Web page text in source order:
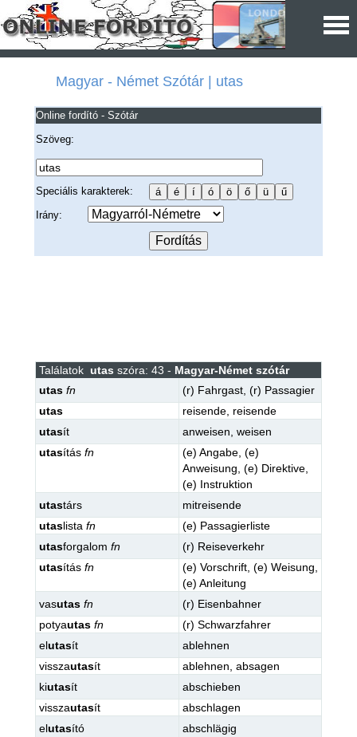
Magyar - Német Szótár | utas
Online fordító - Szótár
Szöveg:
Speciális karakterek:
Irány:
Találatok utas szóra: 43 - Magyar-Német szótár
utas fn (r) Fahrgast, (r) Passagier
utas
reisende, reisende
utasít anweisen weisen
utasítás fn (e) Angabe, (e)
Anweisung (e) Direktive,
(e) Instruktion
utastárs
mitreisende
utaslista fn (e) Passagierliste
utasforgalom fn (r) Reiseverkehr
utasítás fn (e) Vorschrift, (e) Weisung
(e) Anleitung
vasutas fn (r) Eisenbahner
potyautas fn (r) Schwarzfahrer
elutasít
ablehnen
visszautasít ablehnen absagen
kiutasít
abschieben
visszautasít
abschlagen
elutasító
abschlägig